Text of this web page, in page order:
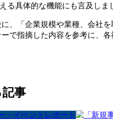
る具体的な機能にも言及しま
、「企業規模や業種、会社
で指摘した内容を参考に、
事
・イベントレポート